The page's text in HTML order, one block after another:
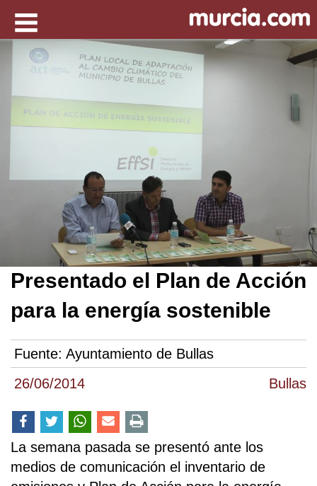
26/06/2014 Bullas
Presentado el Plan de Acción
para la energía sostenible
Fuente: Ayuntamiento de Bullas
La semana pasada se presentó ante los
medios de comunicación el inventario de